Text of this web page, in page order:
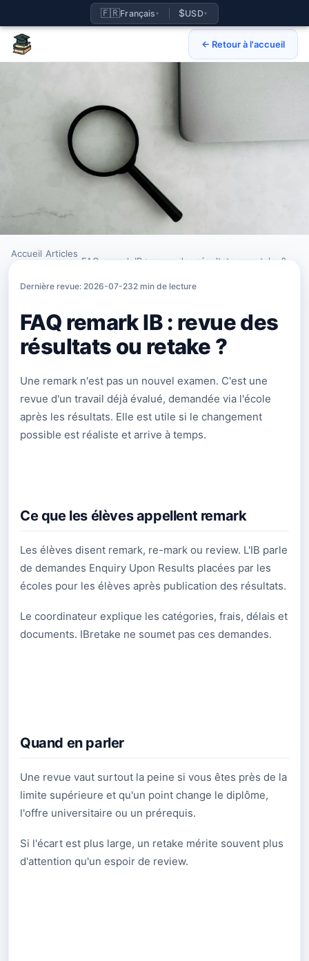
← Retour à l'accueil
Accueil Articles
FAQ remark IB : revue des résultats ou retake ?
Dernière revue: 2026-07-232 min de lecture
FAQ remark IB : revue des
résultats ou retake ?
Une remark n'est pas un nouvel examen. C'est une
revue d'un travail déjà évalué, demandée via l'école
après les résultats. Elle est utile si le changement
possible est réaliste et arrive à temps.
Ce que les élèves appellent remark
Les élèves disent remark, re-mark ou review. L'IB parle
de demandes Enquiry Upon Results placées par les
écoles pour les élèves après publication des résultats.
Le coordinateur explique les catégories, frais, délais et
documents. IBretake ne soumet pas ces demandes.
Quand en parler
Une revue vaut surtout la peine si vous êtes près de la
limite supérieure et qu'un point change le diplôme,
l'offre universitaire ou un prérequis.
Si l'écart est plus large, un retake mérite souvent plus
d'attention qu'un espoir de review.
🇫🇷Français ▾ $USD▾